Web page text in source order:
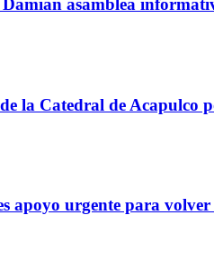
Damián asamblea
la Catedral de Acapulco
apoyo urgente para